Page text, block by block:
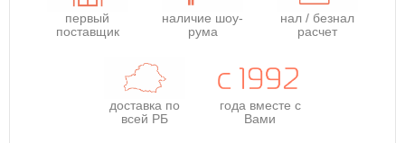
первый
поставщик
наличие шоу-
рума
нал / безнал
расчет
доставка по
всей РБ
года вместе с
Вами